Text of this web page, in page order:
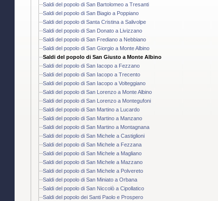
Saldi del popolo di San Bartolomeo a Tresanti
Saldi del popolo di San Biagio a Poppiano
Saldi del popolo di Santa Cristina a Salivolpe
Saldi del popolo di San Donato a Livizzano
Saldi del popolo di San Frediano a Nebbiano
Saldi del popolo di San Giorgio a Monte Albino
Saldi del popolo di San Giusto a Monte Albino
Saldi del popolo di San Iacopo a Fezzano
Saldi del popolo di San Iacopo a Trecento
Saldi del popolo di San Iacopo a Volteggiano
Saldi del popolo di San Lorenzo a Monte Albino
Saldi del popolo di San Lorenzo a Montegufoni
Saldi del popolo di San Martino a Lucardo
Saldi del popolo di San Martino a Manzano
Saldi del popolo di San Martino a Montagnana
Saldi del popolo di San Michele a Castiglioni
Saldi del popolo di San Michele a Fezzana
Saldi del popolo di San Michele a Magliano
Saldi del popolo di San Michele a Mazzano
Saldi del popolo di San Michele a Polvereto
Saldi del popolo di San Miniato a Orbana
Saldi del popolo di San Niccolò a Cipollatico
Saldi del popolo dei Santi Paolo e Prospero